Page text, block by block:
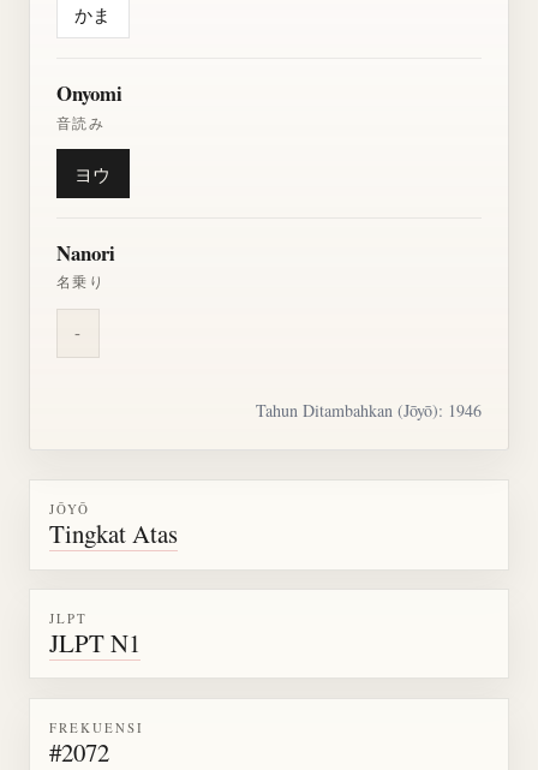
かま
Onyomi
音読み
ヨウ
Nanori
名乗り
-
Tahun Ditambahkan (Jōyō): 1946
JŌYŌ
Tingkat Atas
JLPT
JLPT N1
FREKUENSI
#2072